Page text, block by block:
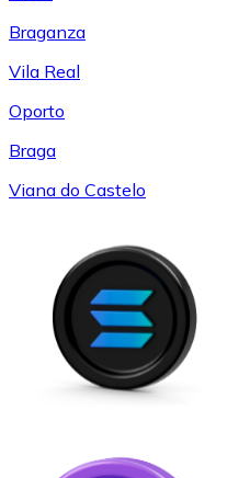
Braganza
Vila Real
Oporto
Braga
Viana do Castelo